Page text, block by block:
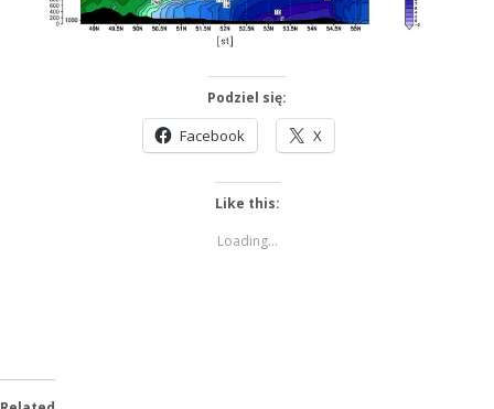
Podziel się:
Facebook X
Like this:
Loading...